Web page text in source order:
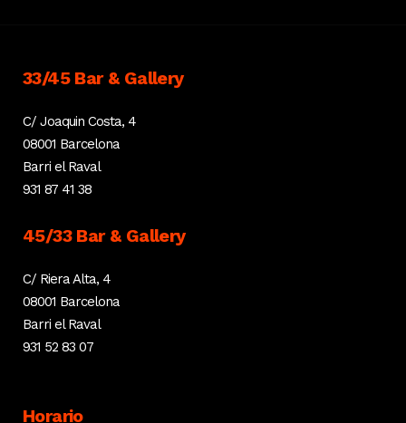
33/45 Bar & Gallery
C/ Joaquin Costa, 4
08001 Barcelona
Barri el Raval
931 87 41 38
45/33 Bar & Gallery
C/ Riera Alta, 4
08001 Barcelona
Barri el Raval
931 52 83 07
Horario